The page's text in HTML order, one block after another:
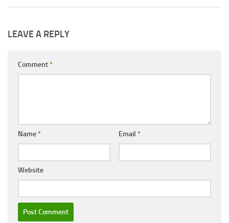
LEAVE A REPLY
Comment*
Name* Email *
Website